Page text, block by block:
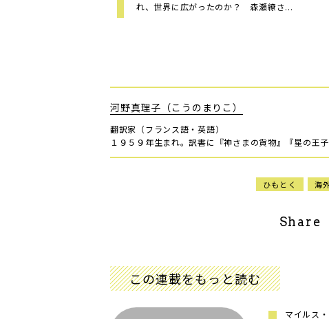
れ、世界に広がったのか？ 森瀬繚さ...
河野真理子（こうのまりこ）
翻訳家（フランス語・英語）
１９５９年生まれ。訳書に『神さまの貨物』『星の王子
ひもとく 海
Share
この連載をもっと読む
マイルス